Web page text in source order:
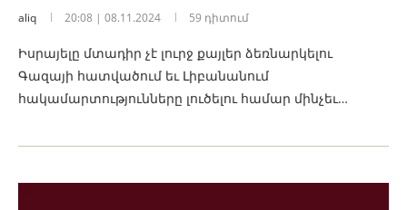
aliq 20:08 | 08.11.2024 59 դիտում
Իսրայելը մտադիր չէ լուրջ քայլեր ձեռնարկելու
Գազայի հատվածում եւ Լիբանանում
հակամարտությունները լուծելու համար մինչեւ…